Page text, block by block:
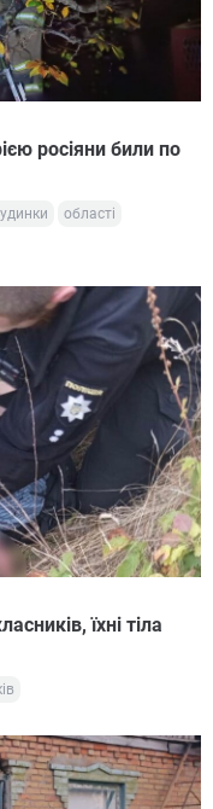
росіяни били по
області
їхні тіла